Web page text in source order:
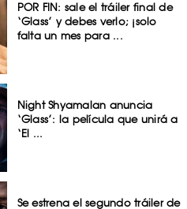
POR FIN: sale el tráiler final de
‘Glass’ y debes verlo; ¡solo
falta un mes para ...
Night Shyamalan anuncia
‘Glass’: la película que unirá a
‘El ...
Se estrena el segundo tráiler de